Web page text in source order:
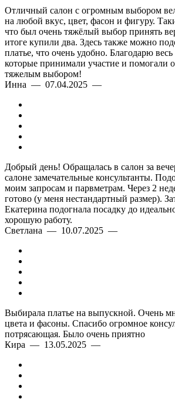
Отличный салон с огромным выбором
на любой вкус, цвет, фасон и фигуру.
что был очень тяжёлый выбор принять
итоге купили два. Здесь также можно
платье, что очень удобно. Благодарю
которые принимали участие и помогали
тяжелым выбором!
Инна — 07.04.2025 —
Добрый день! Обращалась в салон за
салоне замечательные консультанты.
моим запросам и парвметрам. Через 2
готово (у меня нестандартный размер).
Екатерина подогнала посадку до
хорошую работу.
Светлана — 10.07.2025 —
Выбирала платье на выпускной. Очень
цвета и фасоны. Спасибо огромное
потрясающая. Было очень приятно
Кира — 13.05.2025 —